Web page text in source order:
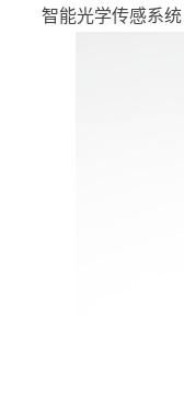
智能光学传感系统